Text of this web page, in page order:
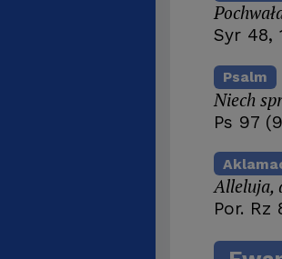
Syr 48,
Psalm
Niech
Ps 97
Alleluja,
Por. Rz